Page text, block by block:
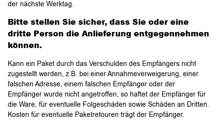
der nächste Werktag.
Bitte stellen Sie sicher, dass Sie oder eine
dritte Person die Anlieferung entgegennehmen
können.
Kann ein Paket durch das Verschulden des Empfängers nicht
zugestellt werden, z.B. bei einer Annahmeverweigerung, einer
falschen Adresse, einem falschen Empfänger oder der
Empfänger wurde nicht angetroffen, so haftet der Empfänger für
die Ware, für eventuelle Folgeschäden sowie Schäden an Dritten.
Kosten für eventuelle Paketretouren trägt der Empfänger.